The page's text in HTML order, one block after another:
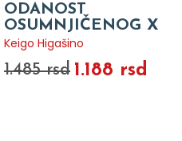
ODANOST
OSUMNJIČENOG X
Keigo Higašino
1.485 rsd 1.188 rsd